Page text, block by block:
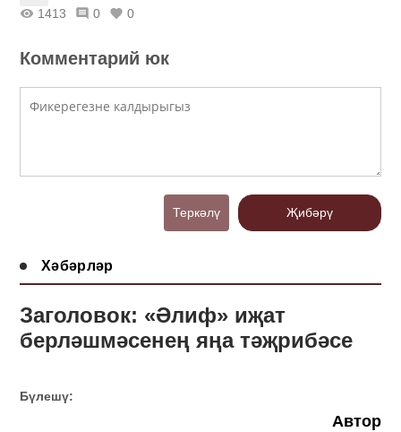
1413 0 0
Комментарий юк
Теркәлү Җибәрү
Хәбәрләр
Заголовок: «Әлиф» иҗат
берләшмәсенең яңа тәҗрибәсе
Бүлешү:
Автор